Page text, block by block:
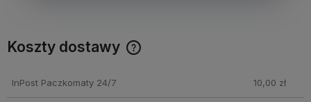
Koszty dostawy
InPost Paczkomaty 24/7 10,00 zł